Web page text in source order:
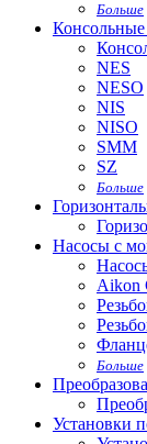
Больше
NES
NESO
NIS
NISO
SMM
SZ
Больше
Насосы с
Aikon
Больше
Установки